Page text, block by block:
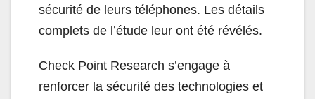
sécurité de leurs téléphones. Les détails
complets de l’étude leur ont été révélés.
Check Point Research s’engage à
renforcer la sécurité des technologies et